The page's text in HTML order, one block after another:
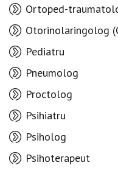
Ortoped-
Otorinolaringolog
Pediatru
Pneumolog
Proctolog
Psihiatru
Psiholog
Psihoterapeut